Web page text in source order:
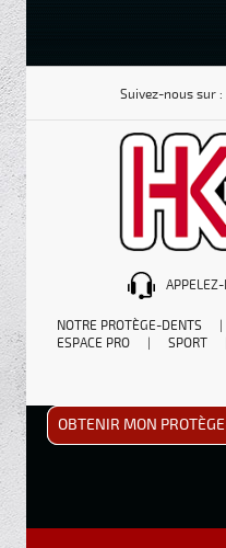
APPELEZ-
Suivez-nous sur :
NOTRE PROTÈGE-DENTS
ESPACE PRO
SPORT
OBTENIR MON